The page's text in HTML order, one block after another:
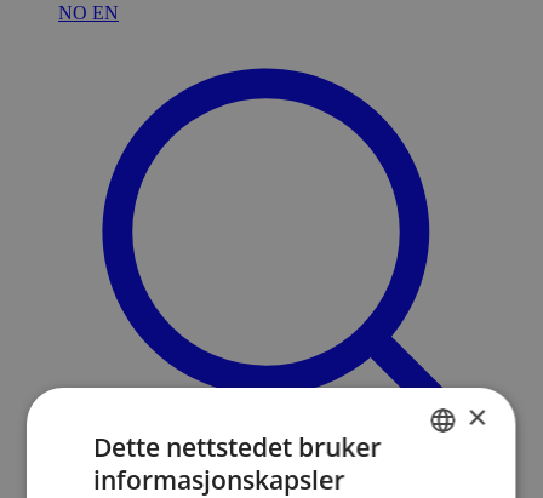
NO EN
×
Dette nettstedet bruker
informasjonskapsler